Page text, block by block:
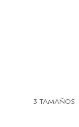
3 TAMAÑOS